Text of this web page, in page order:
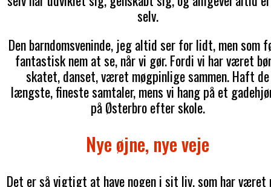
selv.
Den barndomsveninde, jeg altid ser for lidt, men som
fantastisk nem at se, når vi gør. Fordi vi har været
skatet, danset, været møgpinlige sammen. Haft de
længste, fineste samtaler, mens vi hang på et
på Østerbro efter skole.
Nye øjne, nye veje
Det er så vigtigt at have nogen i sit liv, som har været